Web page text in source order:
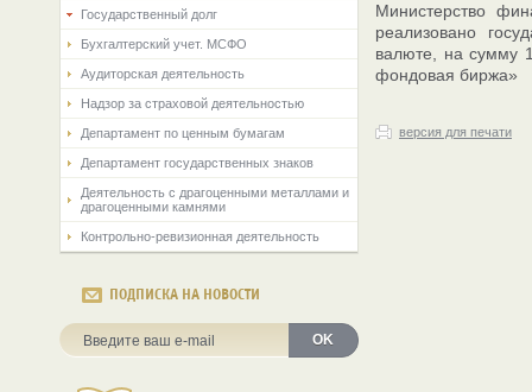
Государственный долг
Бухгалтерский учет. МСФО
Аудиторская деятельность
Надзор за страховой деятельностью
Департамент по ценным бумагам
Департамент государственных знаков
Деятельность с драгоценными металлами и
драгоценными камнями
Контрольно-ревизионная деятельность
ПОДПИСКА НА НОВОСТИ
OK
Министерство
реализовано
валюте, на сумму
фондовая биржа»
версия для печати